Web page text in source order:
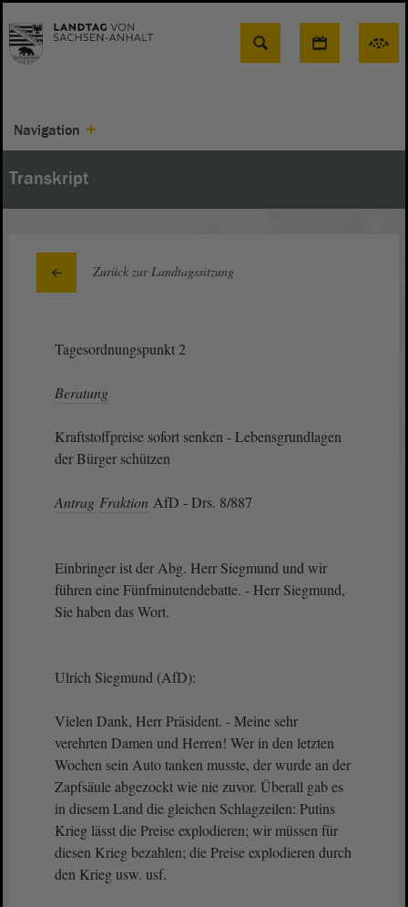
Suche
Navigation
Transkript
Zurück zur Landtagssitzung
Tagesordnungspunkt 2
Beratung
Kraftstoffpreise sofort senken - Lebensgrundlagen
der Bürger schützen
Antrag Fraktion AfD - Drs. 8/887
Einbringer ist der Abg. Herr Siegmund und wir
führen eine Fünfminutendebatte. - Herr Siegmund,
Sie haben das Wort.
Ulrich Siegmund (AfD):
Vielen Dank, Herr Präsident. - Meine sehr
verehrten Damen und Herren! Wer in den letzten
Wochen sein Auto tanken musste, der wurde an der
Zapfsäule abgezockt wie nie zuvor. Überall gab es
in diesem Land die gleichen Schlagzeilen: Putins
Krieg lässt die Preise explodieren; wir müssen für
diesen Krieg bezahlen; die Preise explodieren durch
den Krieg usw. usf.